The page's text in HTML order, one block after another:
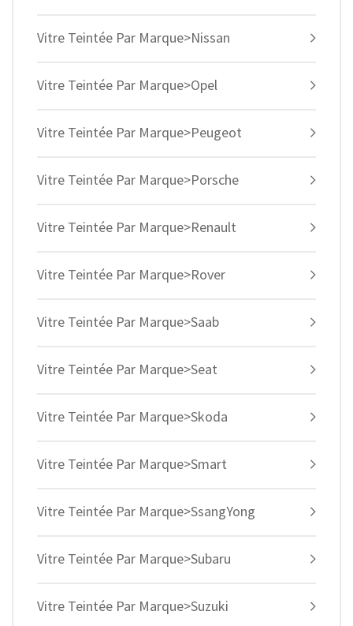
Vitre Teintée Par Marque>Nissan
Vitre Teintée Par Marque>Opel
Vitre Teintée Par Marque>Peugeot
Vitre Teintée Par Marque>Porsche
Vitre Teintée Par Marque>Renault
Vitre Teintée Par Marque>Rover
Vitre Teintée Par Marque>Saab
Vitre Teintée Par Marque>Seat
Vitre Teintée Par Marque>Skoda
Vitre Teintée Par Marque>Smart
Vitre Teintée Par Marque>SsangYong
Vitre Teintée Par Marque>Subaru
Vitre Teintée Par Marque>Suzuki